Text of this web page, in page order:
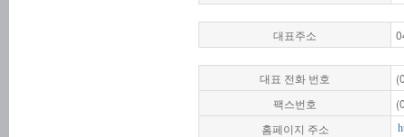
대표주소
대표 전화 번호
팩스번호
홈페이지 주소